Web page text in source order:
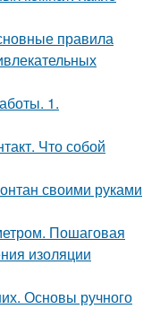
правила
1.
Что собой
своими руками
Пошаговая
изоляции
Основы ручного